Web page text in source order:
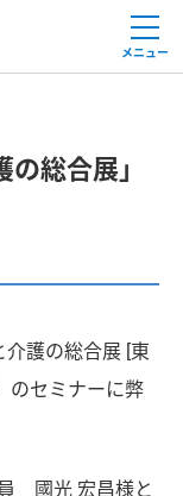
メニュー
総合展」
護の総合展 [東
のセミナーに弊
國光 宏昌様と